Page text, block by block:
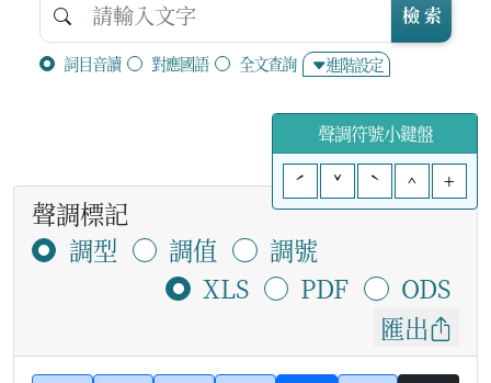
詞目音讀 對應國語 全文查詢 進階設定
檢 索
聲調符號小鍵盤
ˊ
ˇ ˋ ^ +
聲調標記
調型
調值
調號
XLS
PDF
ODS
匯出